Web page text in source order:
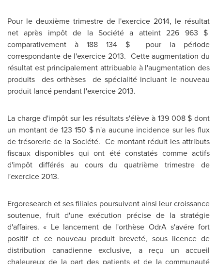
Pour le deuxième trimestre de l'exercice 2014, le résultat
net après impôt de la Société a atteint 226 963 $
comparativement à 188 134 $ pour la période
correspondante de l'exercice 2013. Cette augmentation du
résultat est principalement attribuable à l'augmentation des
produits des orthèses de spécialité incluant le nouveau
produit lancé pendant l'exercice 2013.
La charge d'impôt sur les résultats s'élève à 139 008 $ dont
un montant de 123 150 $ n'a aucune incidence sur les flux
de trésorerie de la Société. Ce montant réduit les attributs
fiscaux disponibles qui ont été constatés comme actifs
d'impôt différés au cours du quatrième trimestre de
l'exercice 2013.
Ergoresearch et ses filiales poursuivent ainsi leur croissance
soutenue, fruit d'une exécution précise de la stratégie
d'affaires. « Le lancement de l'orthèse OdrA s'avére fort
positif et ce nouveau produit breveté, sous licence de
distribution canadienne exclusive, a reçu un accueil